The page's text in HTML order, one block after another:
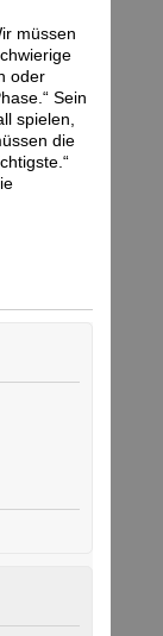
müssen
oder
Sein
spielen,
die